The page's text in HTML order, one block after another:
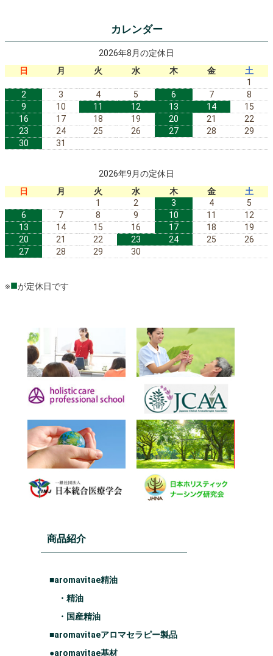
カレンダー
2026年8月の定休日
日
月 火 水 木 金
土
1
2
3 4 5 6 7
8
9
10 11 12 13 14
15
16
17 18 19 20 21
22
23
24 25 26 27 28
29
30
31
2026年9月の定休日
日
月 火 水 木 金
土
1
2 3 4
5
6
7 8 9 10 11
12
13
14 15 16 17 18
19
20
21 22 23 24 25
26
27
28 29 30
※■が定休日です
商品紹介
■aromavitae精油
・精油
・国産精油
■aromavitaeアロマセラピー製品
●aromavitae基材